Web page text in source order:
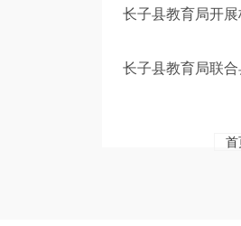
长子县教育局开
长子县教育局联